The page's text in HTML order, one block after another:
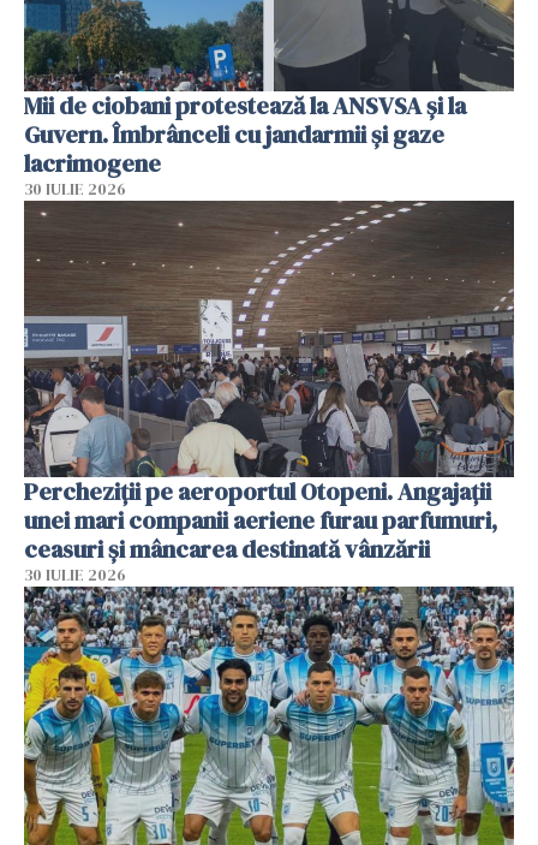
Mii de ciobani protestează la ANSVSA și la
Guvern. Îmbrânceli cu jandarmii și gaze
lacrimogene
30 IULIE 2026
Percheziții pe aeroportul Otopeni. Angajații
unei mari companii aeriene furau parfumuri,
ceasuri și mâncarea destinată vânzării
30 IULIE 2026